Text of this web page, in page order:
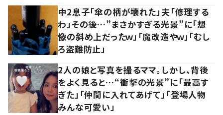
中2息子「傘の柄が壊れた」夫「修理する
わ」その後…”まさかすぎる光景”に「想
像の斜め上だったｗ」「魔改造やｗ」「むし
ろ盗難防止」
2人の娘と写真を撮るママ。しかし、背後
をよく見ると…“衝撃の光景”に「最高す
ぎた」「仲間に入れてあげて」「登場人物
みんな可愛い」